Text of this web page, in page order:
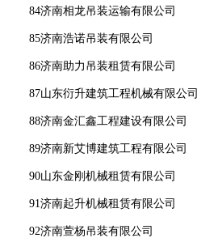
84济南相龙吊装运输有限公司
85济南浩诺吊装有限公司
86济南助力吊装租赁有限公司
87山东衍升建筑工程机械有限公司
88济南金汇鑫工程建设有限公司
89济南新艾博建筑工程有限公司
90山东金刚机械租赁有限公司
91济南起升机械租赁有限公司
92济南萱杨吊装有限公司